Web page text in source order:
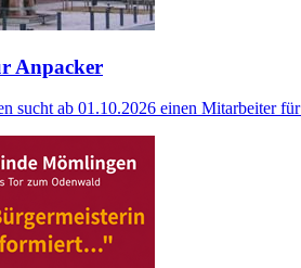
Anpacker
sucht ab 01.10.2026 einen Mitarbeiter